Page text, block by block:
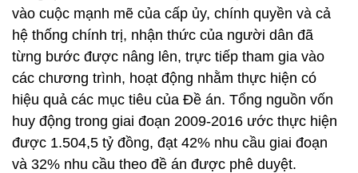
vào cuộc mạnh mẽ của cấp ủy, chính quyền và cả
hệ thống chính trị, nhận thức của người dân đã
từng bước được nâng lên, trực tiếp tham gia vào
các chương trình, hoạt động nhằm thực hiện có
hiệu quả các mục tiêu của Đề án. Tổng nguồn vốn
huy động trong giai đoạn 2009-2016 ước thực hiện
được 1.504,5 tỷ đồng, đạt 42% nhu cầu giai đoạn
và 32% nhu cầu theo đề án được phê duyệt.